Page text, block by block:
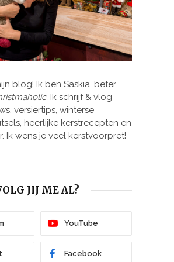
blog! Ik ben Saskia, beter
Ik schrijf & vlog
versiertips, winterse
heerlijke kerstrecepten en
Ik wens je veel kerstvoorpret!
JIJ ME AL?
YouTube
Facebook